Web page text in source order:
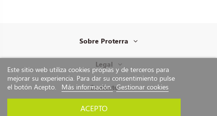
Sobre Proterra
Legal
Contacto
Este sitio web utiliza cookies propias y de terceros para
mejorar su experiencia. Para dar su consentimiento pulse
el botón Acepto.
Más información Gestionar cookies
ACEPTO